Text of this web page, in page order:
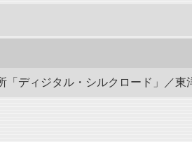
「ディジタル・シルクロード」／